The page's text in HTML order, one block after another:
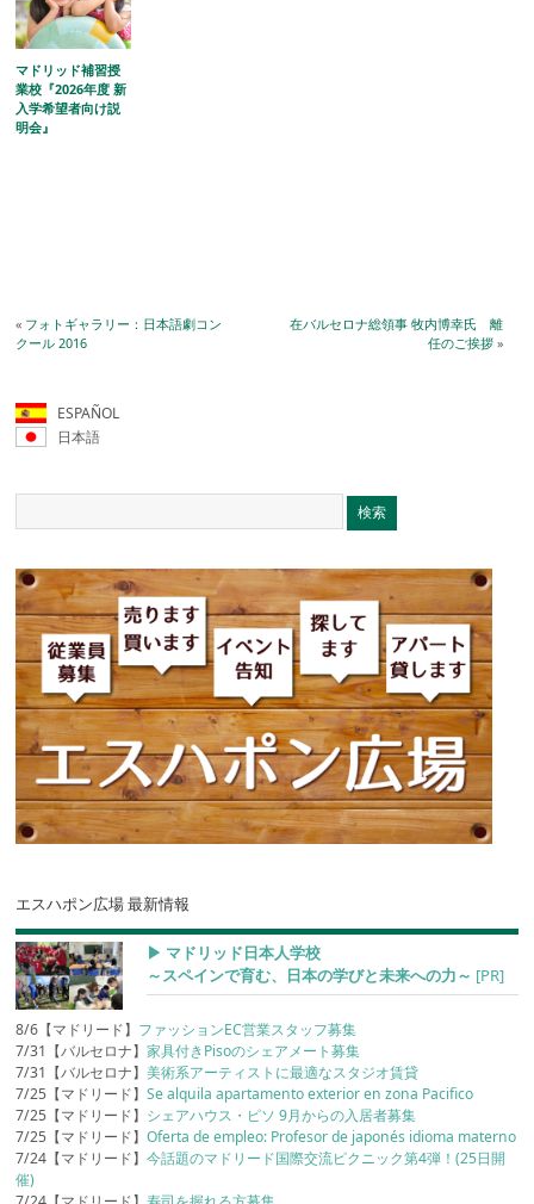
マドリッド補習授
業校『2026年度 新
入学希望者向け説
明会』
« フォトギャラリー：日本語劇コン
クール 2016
在バルセロナ総領事 牧内博幸氏 離
任のご挨拶»
ESPAÑOL
日本語
エスハポン広場 最新情報
▶︎ マドリッド日本人学校
～スペインで育む、日本の学びと未来への力～ [PR]
8/6【マドリード】 ファッションEC営業スタッフ募集
7/31【バルセロナ】家具付きPisoのシェアメート募集
7/31【バルセロナ】美術系アーティストに最適なスタジオ賃貸
7/25【マドリード】Se alquila apartamento exterior en zona Pacifico
7/25【マドリード】 シェアハウス・ピソ 9月からの入居者募集
7/25【マドリード】Oferta de empleo: Profesor de japonés idioma materno
7/24【マドリード】今話題のマドリード国際交流ピクニック第4弾！(25日開
催)